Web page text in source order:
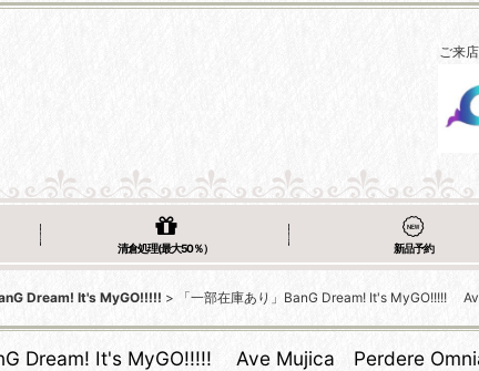
ご来
清倉処理(最大50％） 新品予約
Dream! It's MyGO!!!!! > 「一部在庫あり」BanG Dream! It's
Dream! It's MyGO!!!!! Ave Mujica Perdere